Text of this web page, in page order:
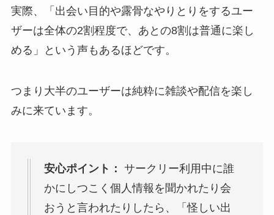
実際、「出会い目的や露骨なやりとりをするユー
ザーは全体の2割程度で、あとの8割は普通に楽し
める」という声もあるほどです​。
つまり大半のユーザーは純粋に雑談や配信を楽し
みに来ています。
安心ポイント： サークリー利用中に誰
かにしつこく個人情報を聞かれたり会
おうと言われたりしたら、「怪しい出